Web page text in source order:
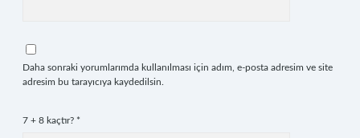
Daha sonraki yorumlarımda kullanılması için adım, e-posta adresim ve site
adresim bu tarayıcıya kaydedilsin.
7 + 8 kaçtır? *